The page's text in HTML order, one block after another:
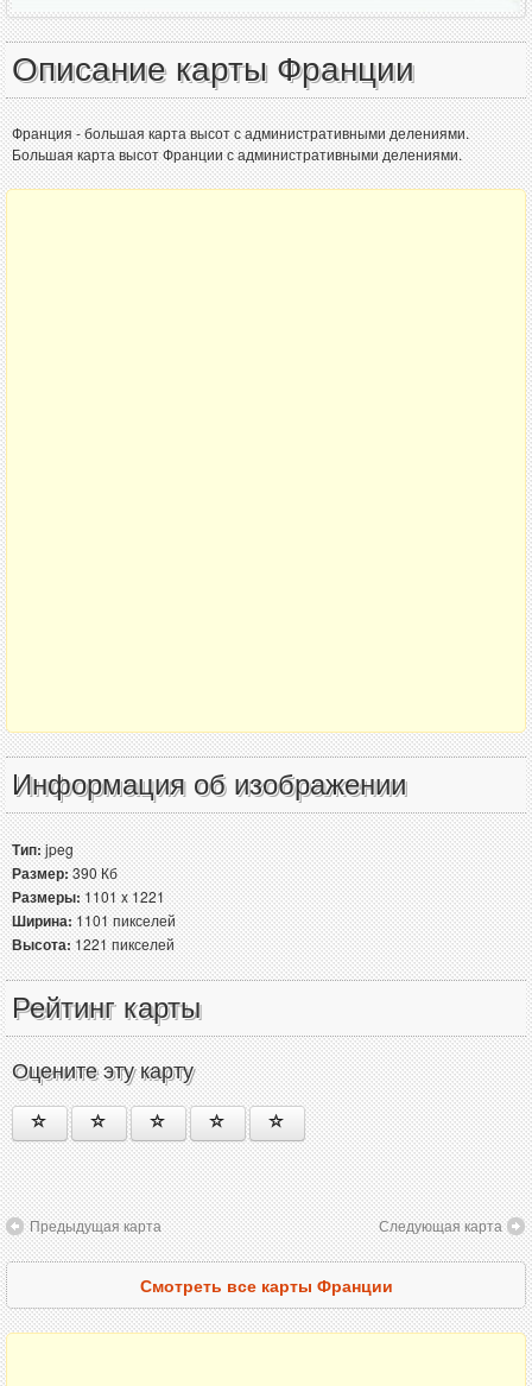
Описание карты Франции
Франция - большая карта высот с административными делениями.
Большая карта высот Франции с административными делениями.
Информация об изображении
Тип:jpeg
Размер:390 Кб
Размеры:1101 x 1221
Ширина:1101 пикселей
Высота:1221 пикселей
Рейтинг карты
Оцените эту карту
Предыдущая карта Следующая карта
Смотреть все карты Франции